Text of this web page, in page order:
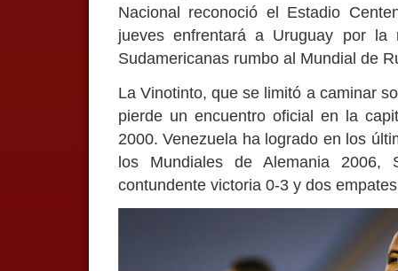
Nacional reconoció el Estadio
jueves enfrentará a Uruguay por la
Sudamericanas rumbo al Mundial de
La Vinotinto, que se limitó a caminar
pierde un encuentro oficial en la
2000. Venezuela ha logrado en los
los Mundiales de Alemania
contundente victoria 0-3 y dos